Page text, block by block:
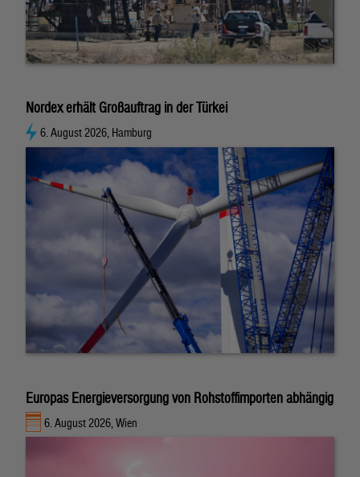
Nordex erhält Großauftrag in der Türkei
6. August 2026, Hamburg
Europas Energieversorgung von Rohstoffimporten abhängig
6. August 2026, Wien